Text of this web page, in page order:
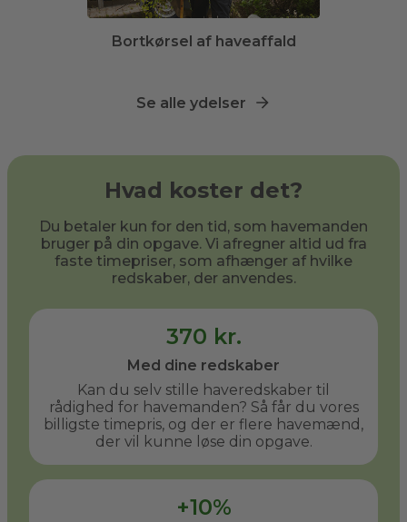
Bortkørsel af haveaffald
Se alle ydelser
Hvad koster det?
Du betaler kun for den tid, som havemanden
bruger på din opgave. Vi afregner altid ud fra
faste timepriser, som afhænger af hvilke
redskaber, der anvendes.
370 kr.
Med dine redskaber
Kan du selv stille haveredskaber til
rådighed for havemanden? Så får du vores
billigste timepris, og der er flere havemænd,
der vil kunne løse din opgave.
+10%